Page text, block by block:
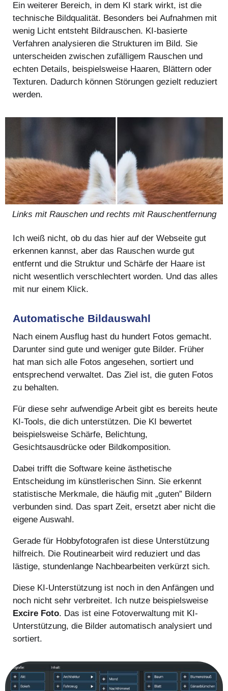
Ein weiterer Bereich, in dem KI stark wirkt, ist die
technische Bildqualität. Besonders bei Aufnahmen mit
wenig Licht entsteht Bildrauschen. KI-basierte
Verfahren analysieren die Strukturen im Bild. Sie
unterscheiden zwischen zufälligem Rauschen und
echten Details, beispielsweise Haaren, Blättern oder
Texturen. Dadurch können Störungen gezielt reduziert
werden.
Links mit Rauschen und rechts mit Rauschentfernung
Ich weiß nicht, ob du das hier auf der Webseite gut
erkennen kannst, aber das Rauschen wurde gut
entfernt und die Struktur und Schärfe der Haare ist
nicht wesentlich verschlechtert worden. Und das alles
mit nur einem Klick.
Automatische Bildauswahl
Nach einem Ausflug hast du hundert Fotos gemacht.
Darunter sind gute und weniger gute Bilder. Früher
hat man sich alle Fotos angesehen, sortiert und
entsprechend verwaltet. Das Ziel ist, die guten Fotos
zu behalten.
Für diese sehr aufwendige Arbeit gibt es bereits heute
KI-Tools, die dich unterstützen. Die KI bewertet
beispielsweise Schärfe, Belichtung,
Gesichtsausdrücke oder Bildkomposition.
Dabei trifft die Software keine ästhetische
Entscheidung im künstlerischen Sinn. Sie erkennt
statistische Merkmale, die häufig mit „guten” Bildern
verbunden sind. Das spart Zeit, ersetzt aber nicht die
eigene Auswahl.
Gerade für Hobbyfotografen ist diese Unterstützung
hilfreich. Die Routinearbeit wird reduziert und das
lästige, stundenlange Nachbearbeiten verkürzt sich.
Diese KI-Unterstützung ist noch in den Anfängen und
noch nicht sehr verbreitet. Ich nutze beispielsweise
Excire Foto. Das ist eine Fotoverwaltung mit KI-
Unterstützung, die Bilder automatisch analysiert und
sortiert.